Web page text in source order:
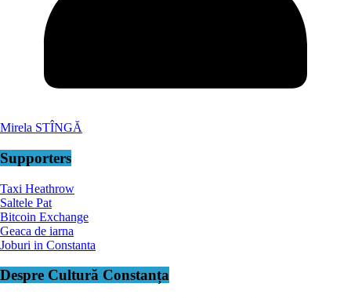
Mirela STÎNGĂ
Supporters
Taxi Heathrow
Saltele Pat
Bitcoin Exchange
Geaca de iarna
Joburi in Constanta
Despre Cultură Constanța